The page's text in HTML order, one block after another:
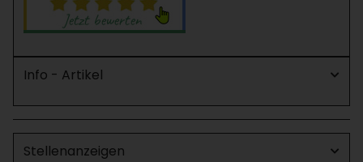
Info - Artikel
Stellenanzeigen